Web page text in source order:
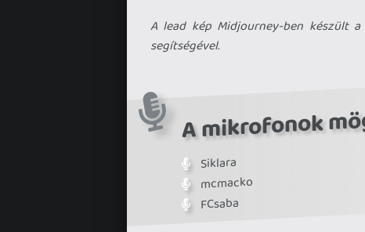
A lead kép Midjourney-ben készült
segítségével.
A mikrofonok
Siklara
mcmacko
FCsaba